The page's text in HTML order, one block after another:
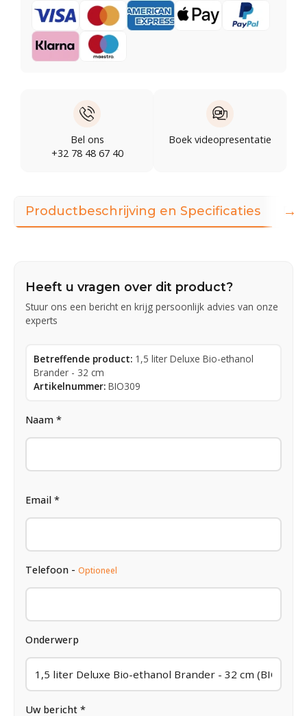
Bel ons
+32 78 48 67 40
Boek videopresentatie
Productbeschrijving en Specificaties
Heeft u vragen over dit product?
Stuur ons een bericht en krijg persoonlijk advies van onze
experts
Betreffende product: 1,5 liter Deluxe Bio-ethanol
Brander - 32 cm
Artikelnummer: BIO309
Naam *
Email *
Telefoon - Optioneel
Onderwerp
Uw bericht *
→